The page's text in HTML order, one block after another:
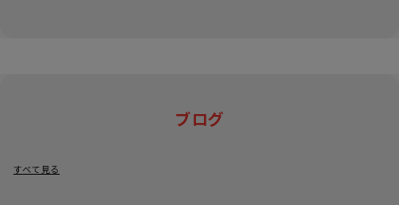
ブログ
すべて見る